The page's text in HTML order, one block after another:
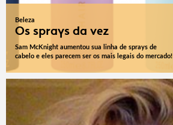
Beleza
Os sprays da vez
Sam McKnight aumentou sua linha de sprays de
cabelo e eles parecem ser os mais legais do mercado!